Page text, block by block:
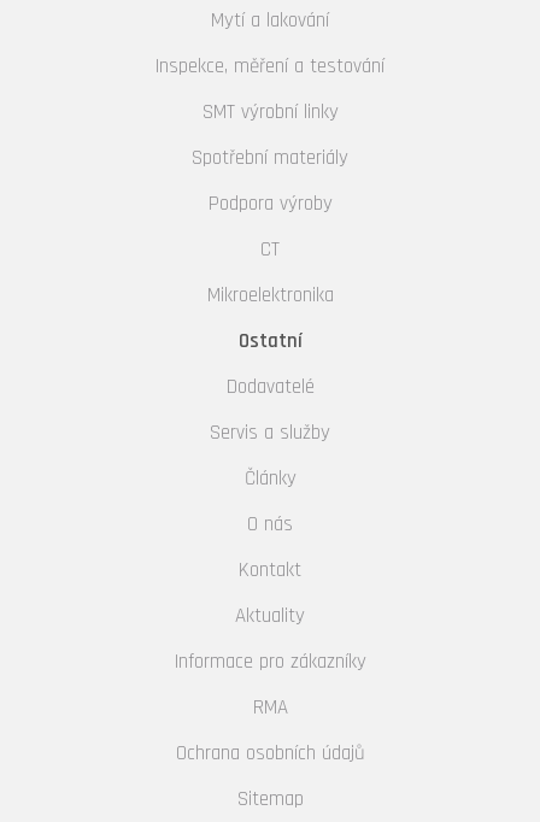
Mytí a lakování
Inspekce, měření a testování
SMT výrobní linky
Spotřební materiály
Podpora výroby
CT
Mikroelektronika
Ostatní
Dodavatelé
Servis a služby
Články
O nás
Kontakt
Aktuality
Informace pro zákazníky
RMA
Ochrana osobních údajů
Sitemap